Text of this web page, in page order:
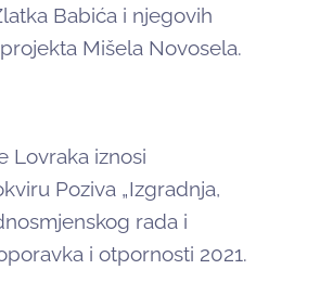
Babića i njegovih
Mišela Novosela.
Lovraka iznosi
Poziva „Izgradnja,
rada i
i otpornosti 2021.